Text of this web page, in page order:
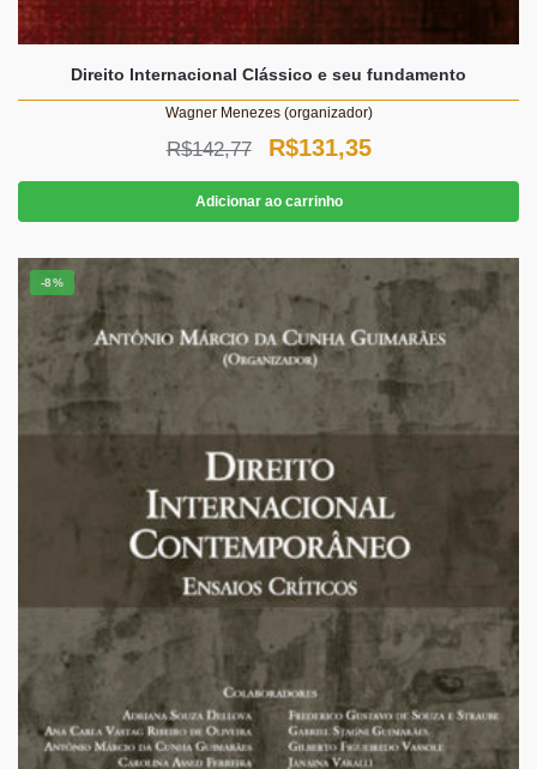
Direito Internacional Clássico e seu fundamento
Wagner Menezes (organizador)
R$142,77
O
preço
original
era:
R$142,77.
R$131,35O
preço
atual
é:
R$131,35.
Adicionar ao carrinho
-8%